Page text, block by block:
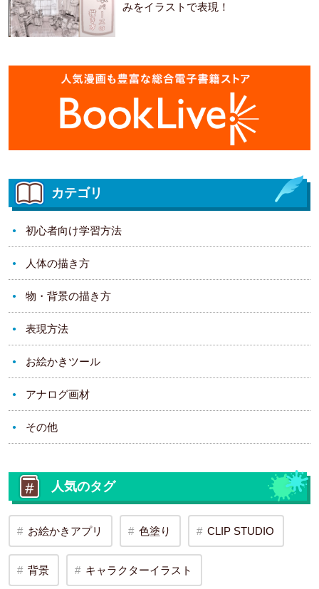
みをイラストで表現！
カテゴリ
初心者向け学習方法
人体の描き方
物・背景の描き方
表現方法
お絵かきツール
アナログ画材
その他
人気のタグ
お絵かきアプリ 色塗り CLIP STUDIO
背景 キャラクターイラスト